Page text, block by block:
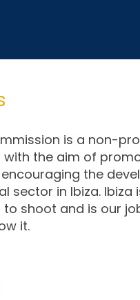
is a non-
with the aim of
the
sector in Ibiza. Ibiza
shoot and is our
it.